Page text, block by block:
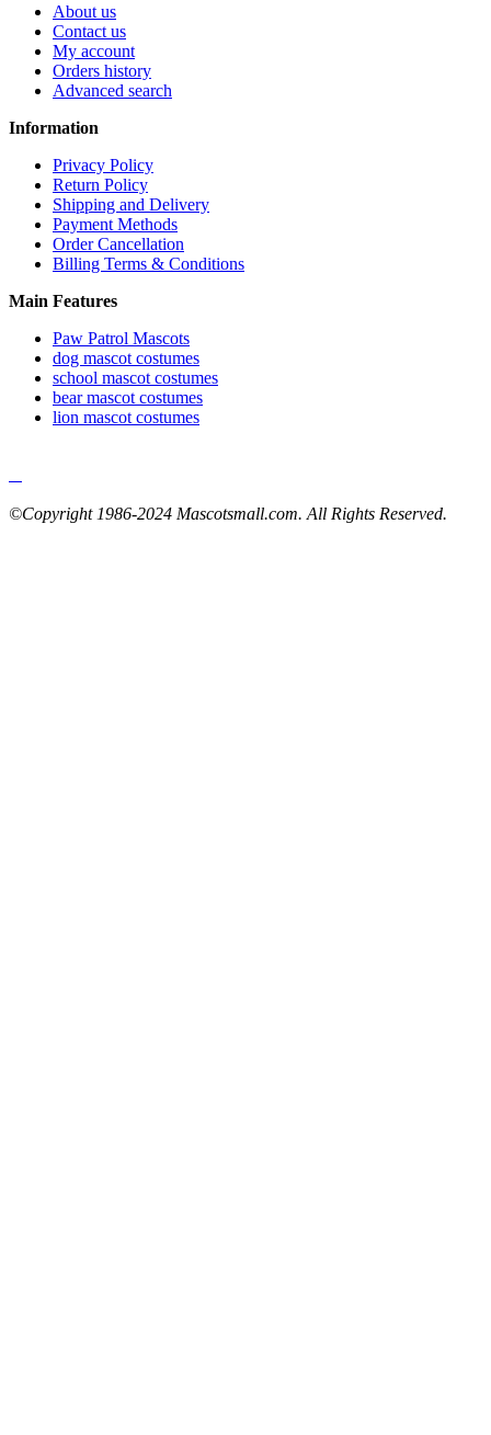
About us
Contact us
My account
Orders history
Advanced search
Information
Privacy Policy
Return Policy
Shipping and Delivery
Payment Methods
Order Cancellation
Billing Terms & Conditions
Main Features
Paw Patrol Mascots
dog mascot costumes
school mascot costumes
bear mascot costumes
lion mascot costumes
©Copyright 1986-2024 Mascotsmall.com. All Rights Reserved.